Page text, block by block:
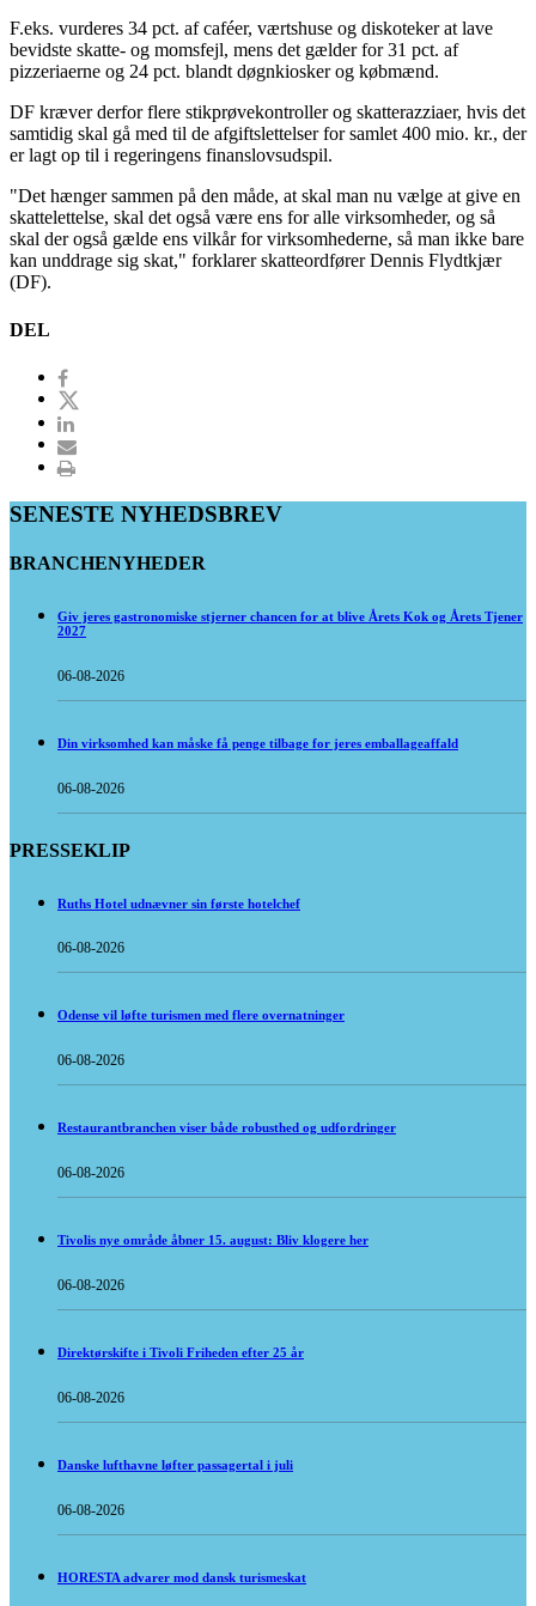
F.eks. vurderes 34 pct. af caféer, værtshuse og diskoteker at lave
bevidste skatte- og momsfejl, mens det gælder for 31 pct. af
pizzeriaerne og 24 pct. blandt døgnkiosker og købmænd.
DF kræver derfor flere stikprøvekontroller og skatterazziaer, hvis det
samtidig skal gå med til de afgiftslettelser for samlet 400 mio. kr., der
er lagt op til i regeringens finanslovsudspil.
"Det hænger sammen på den måde, at skal man nu vælge at give en
skattelettelse, skal det også være ens for alle virksomheder, og så
skal der også gælde ens vilkår for virksomhederne, så man ikke bare
kan unddrage sig skat," forklarer skatteordfører Dennis Flydtkjær
(DF).
DEL
SENESTE NYHEDSBREV
BRANCHENYHEDER
Giv jeres gastronomiske stjerner chancen for at blive Årets Kok og Årets Tjener
2027
06-08-2026
Din virksomhed kan måske få penge tilbage for jeres emballageaffald
06-08-2026
PRESSEKLIP
Ruths Hotel udnævner sin første hotelchef
06-08-2026
Odense vil løfte turismen med flere overnatninger
06-08-2026
Restaurantbranchen viser både robusthed og udfordringer
06-08-2026
Tivolis nye område åbner 15. august: Bliv klogere her
06-08-2026
Direktørskifte i Tivoli Friheden efter 25 år
06-08-2026
Danske lufthavne løfter passagertal i juli
06-08-2026
HORESTA advarer mod dansk turismeskat